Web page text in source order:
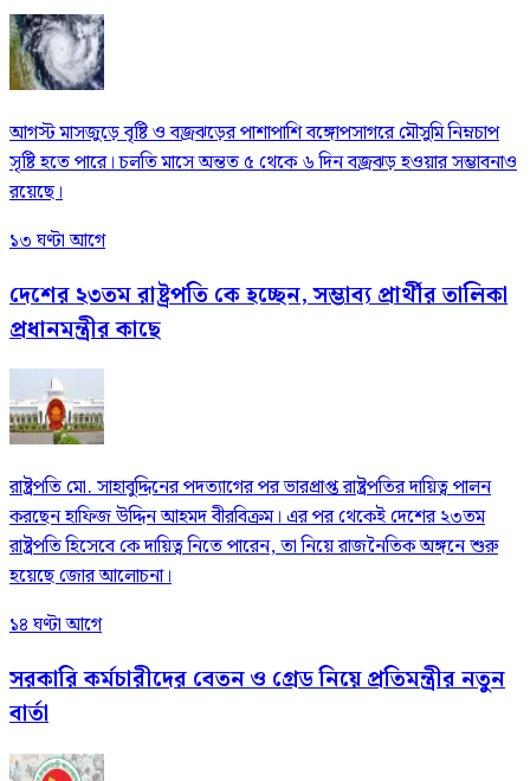
আগস্ট মাসজুড়ে বৃষ্টি ও বজ্রঝড়ের পাশাপাশি বঙ্গোপসাগরে মৌসুমি নিম্নচাপ
সৃষ্টি হতে পারে। চলতি মাসে অন্তত ৫ থেকে ৬ দিন বজ্রঝড় হওয়ার সম্ভাবনাও
রয়েছে।
১৩ ঘণ্টা আগে
দেশের ২৩তম রাষ্ট্রপতি কে হচ্ছেন, সম্ভাব্য প্রার্থীর তালিকা
প্রধানমন্ত্রীর কাছে
রাষ্ট্রপতি মো. সাহাবুদ্দিনের পদত্যাগের পর ভারপ্রাপ্ত রাষ্ট্রপতির দায়িত্ব পালন
করছেন হাফিজ উদ্দিন আহমদ বীরবিক্রম। এর পর থেকেই দেশের ২৩তম
রাষ্ট্রপতি হিসেবে কে দায়িত্ব নিতে পারেন, তা নিয়ে রাজনৈতিক অঙ্গনে শুরু
হয়েছে জোর আলোচনা।
১৪ ঘণ্টা আগে
সরকারি কর্মচারীদের বেতন ও গ্রেড নিয়ে প্রতিমন্ত্রীর নতুন
বার্তা